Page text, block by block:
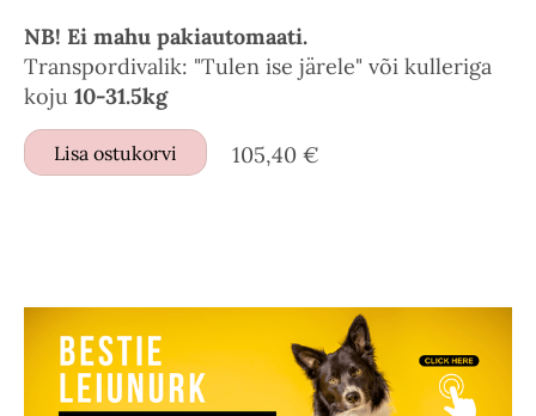
NB! Ei mahu pakiautomaati.
Transpordivalik: "Tulen ise järele" või kulleriga
koju 10-31.5kg
Lisa ostukorvi 105,40 €